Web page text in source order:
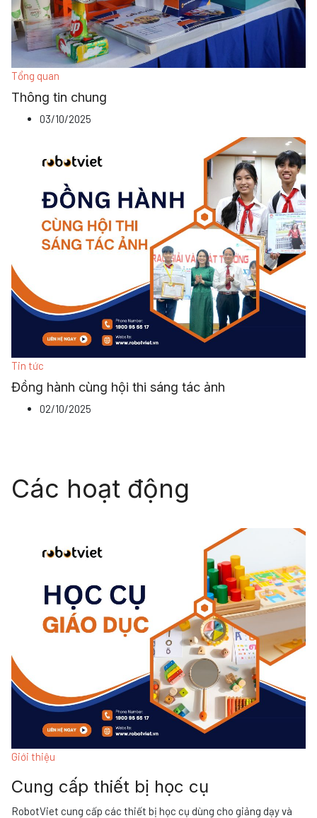
Tổng quan
Thông tin chung
03/10/2025
Tin tức
Đồng hành cùng hội thi sáng tác ảnh
02/10/2025
Các hoạt động
Giới thiệu
Cung cấp thiết bị học cụ
RobotViet cung cấp các thiết bị học cụ dùng cho giảng dạy và